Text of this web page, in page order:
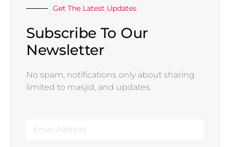
Get The Latest Updates
Subscribe To Our
Newsletter
No spam, notifications only about sharing
limited to masjid, and updates.